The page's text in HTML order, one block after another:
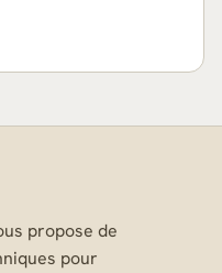
propose de
pour